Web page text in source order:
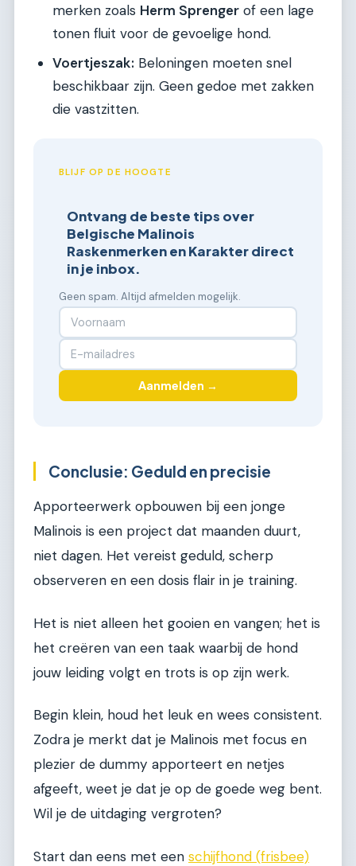
merken zoals Herm Sprenger of een lage
tonen fluit voor de gevoelige hond.
Voertjeszak: Beloningen moeten snel
beschikbaar zijn. Geen gedoe met zakken
die vastzitten.
BLIJF OP DE HOOGTE
Ontvang de beste tips over
Belgische Malinois
Raskenmerken en Karakter direct
in je inbox.
Geen spam. Altijd afmelden mogelijk.
Aanmelden →
Conclusie: Geduld en precisie
Apporteerwerk opbouwen bij een jonge
Malinois is een project dat maanden duurt,
niet dagen. Het vereist geduld, scherp
observeren en een dosis flair in je training.
Het is niet alleen het gooien en vangen; het is
het creëren van een taak waarbij de hond
jouw leiding volgt en trots is op zijn werk.
Begin klein, houd het leuk en wees consistent.
Zodra je merkt dat je Malinois met focus en
plezier de dummy apporteert en netjes
afgeeft, weet je dat je op de goede weg bent.
Wil je de uitdaging vergroten?
Start dan eens met een schijfhond (frisbee)